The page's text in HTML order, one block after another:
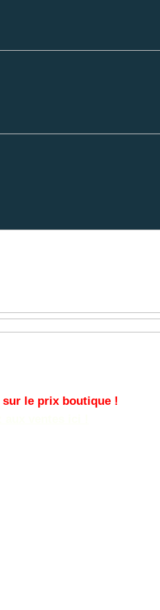
sur le prix boutique !